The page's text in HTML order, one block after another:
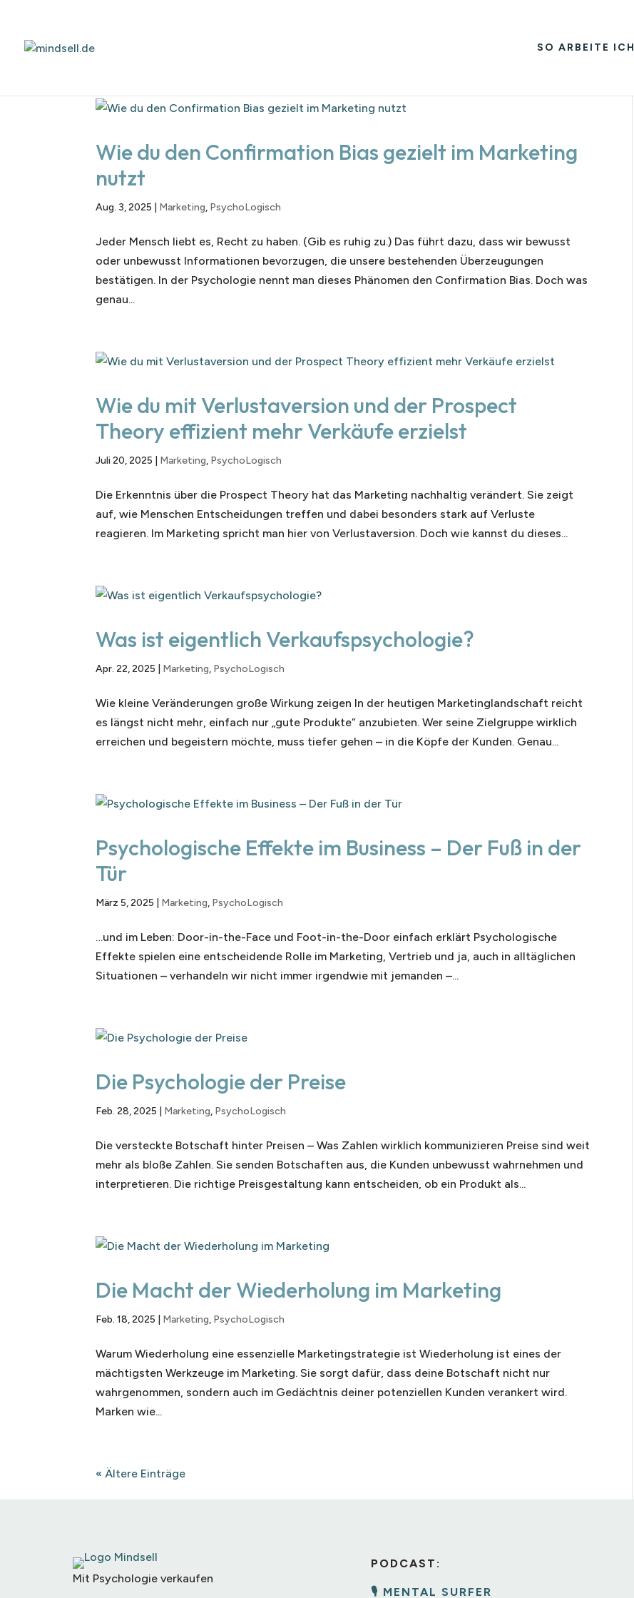
SO ARBEITE ICH
Wie du den Confirmation Bias gezielt im Marketing
nutzt
Aug. 3, 2025 Marketing, PsychoLogisch
Jeder Mensch liebt es, Recht zu haben. (Gib es ruhig zu.) Das führt dazu, dass wir bewusst
oder unbewusst Informationen bevorzugen, die unsere bestehenden Überzeugungen
bestätigen. In der Psychologie nennt man dieses Phänomen den Confirmation Bias. Doch was
genau...
Wie du mit Verlustaversion und der Prospect
Theory effizient mehr Verkäufe erzielst
Juli 20, 2025 Marketing, PsychoLogisch
Die Erkenntnis über die Prospect Theory hat das Marketing nachhaltig verändert. Sie zeigt
auf, wie Menschen Entscheidungen treffen und dabei besonders stark auf Verluste
reagieren. Im Marketing spricht man hier von Verlustaversion. Doch wie kannst du dieses...
Was ist eigentlich Verkaufspsychologie?
Apr. 22, 2025 Marketing, PsychoLogisch
Wie kleine Veränderungen große Wirkung zeigen In der heutigen Marketinglandschaft reicht
es längst nicht mehr, einfach nur „gute Produkte“ anzubieten. Wer seine Zielgruppe wirklich
erreichen und begeistern möchte, muss tiefer gehen – in die Köpfe der Kunden. Genau...
Psychologische Effekte im Business – Der Fuß in der
Tür
März 5, 2025 Marketing, PsychoLogisch
…und im Leben: Door-in-the-Face und Foot-in-the-Door einfach erklärt Psychologische
Effekte spielen eine entscheidende Rolle im Marketing, Vertrieb und ja, auch in alltäglichen
Situationen – verhandeln wir nicht immer irgendwie mit jemanden –...
Die Psychologie der Preise
Feb. 28, 2025 Marketing, PsychoLogisch
Die versteckte Botschaft hinter Preisen – Was Zahlen wirklich kommunizieren Preise sind weit
mehr als bloße Zahlen. Sie senden Botschaften aus, die Kunden unbewusst wahrnehmen und
interpretieren. Die richtige Preisgestaltung kann entscheiden, ob ein Produkt als...
Die Macht der Wiederholung im Marketing
Feb. 18, 2025 Marketing, PsychoLogisch
Warum Wiederholung eine essenzielle Marketingstrategie ist Wiederholung ist eines der
mächtigsten Werkzeuge im Marketing. Sie sorgt dafür, dass deine Botschaft nicht nur
wahrgenommen, sondern auch im Gedächtnis deiner potenziellen Kunden verankert wird.
Marken wie...
« Ältere Einträge
Mit Psychologie verkaufen
PODCAST:
🎙️ MENTAL SURFER